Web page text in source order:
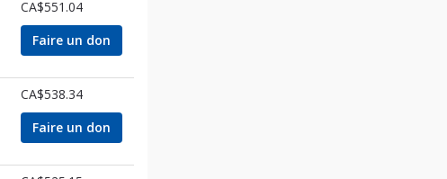
CA$551.04
Faire un don
CA$538.34
Faire un don